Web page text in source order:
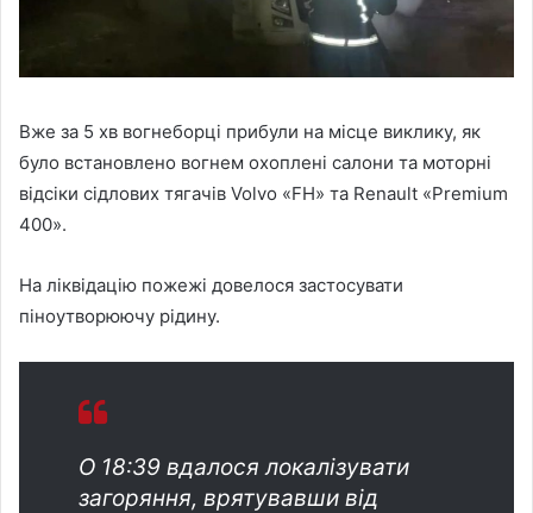
Вже за 5 хв вогнеборці прибули на місце виклику, як
було встановлено вогнем охоплені салони та моторні
відсіки сідлових тягачів Volvo «FH» та Renault «Premium
400».
На ліквідацію пожежі довелося застосувати
піноутворюючу рідину.
О 18:39 вдалося локалізувати
загоряння, врятувавши від